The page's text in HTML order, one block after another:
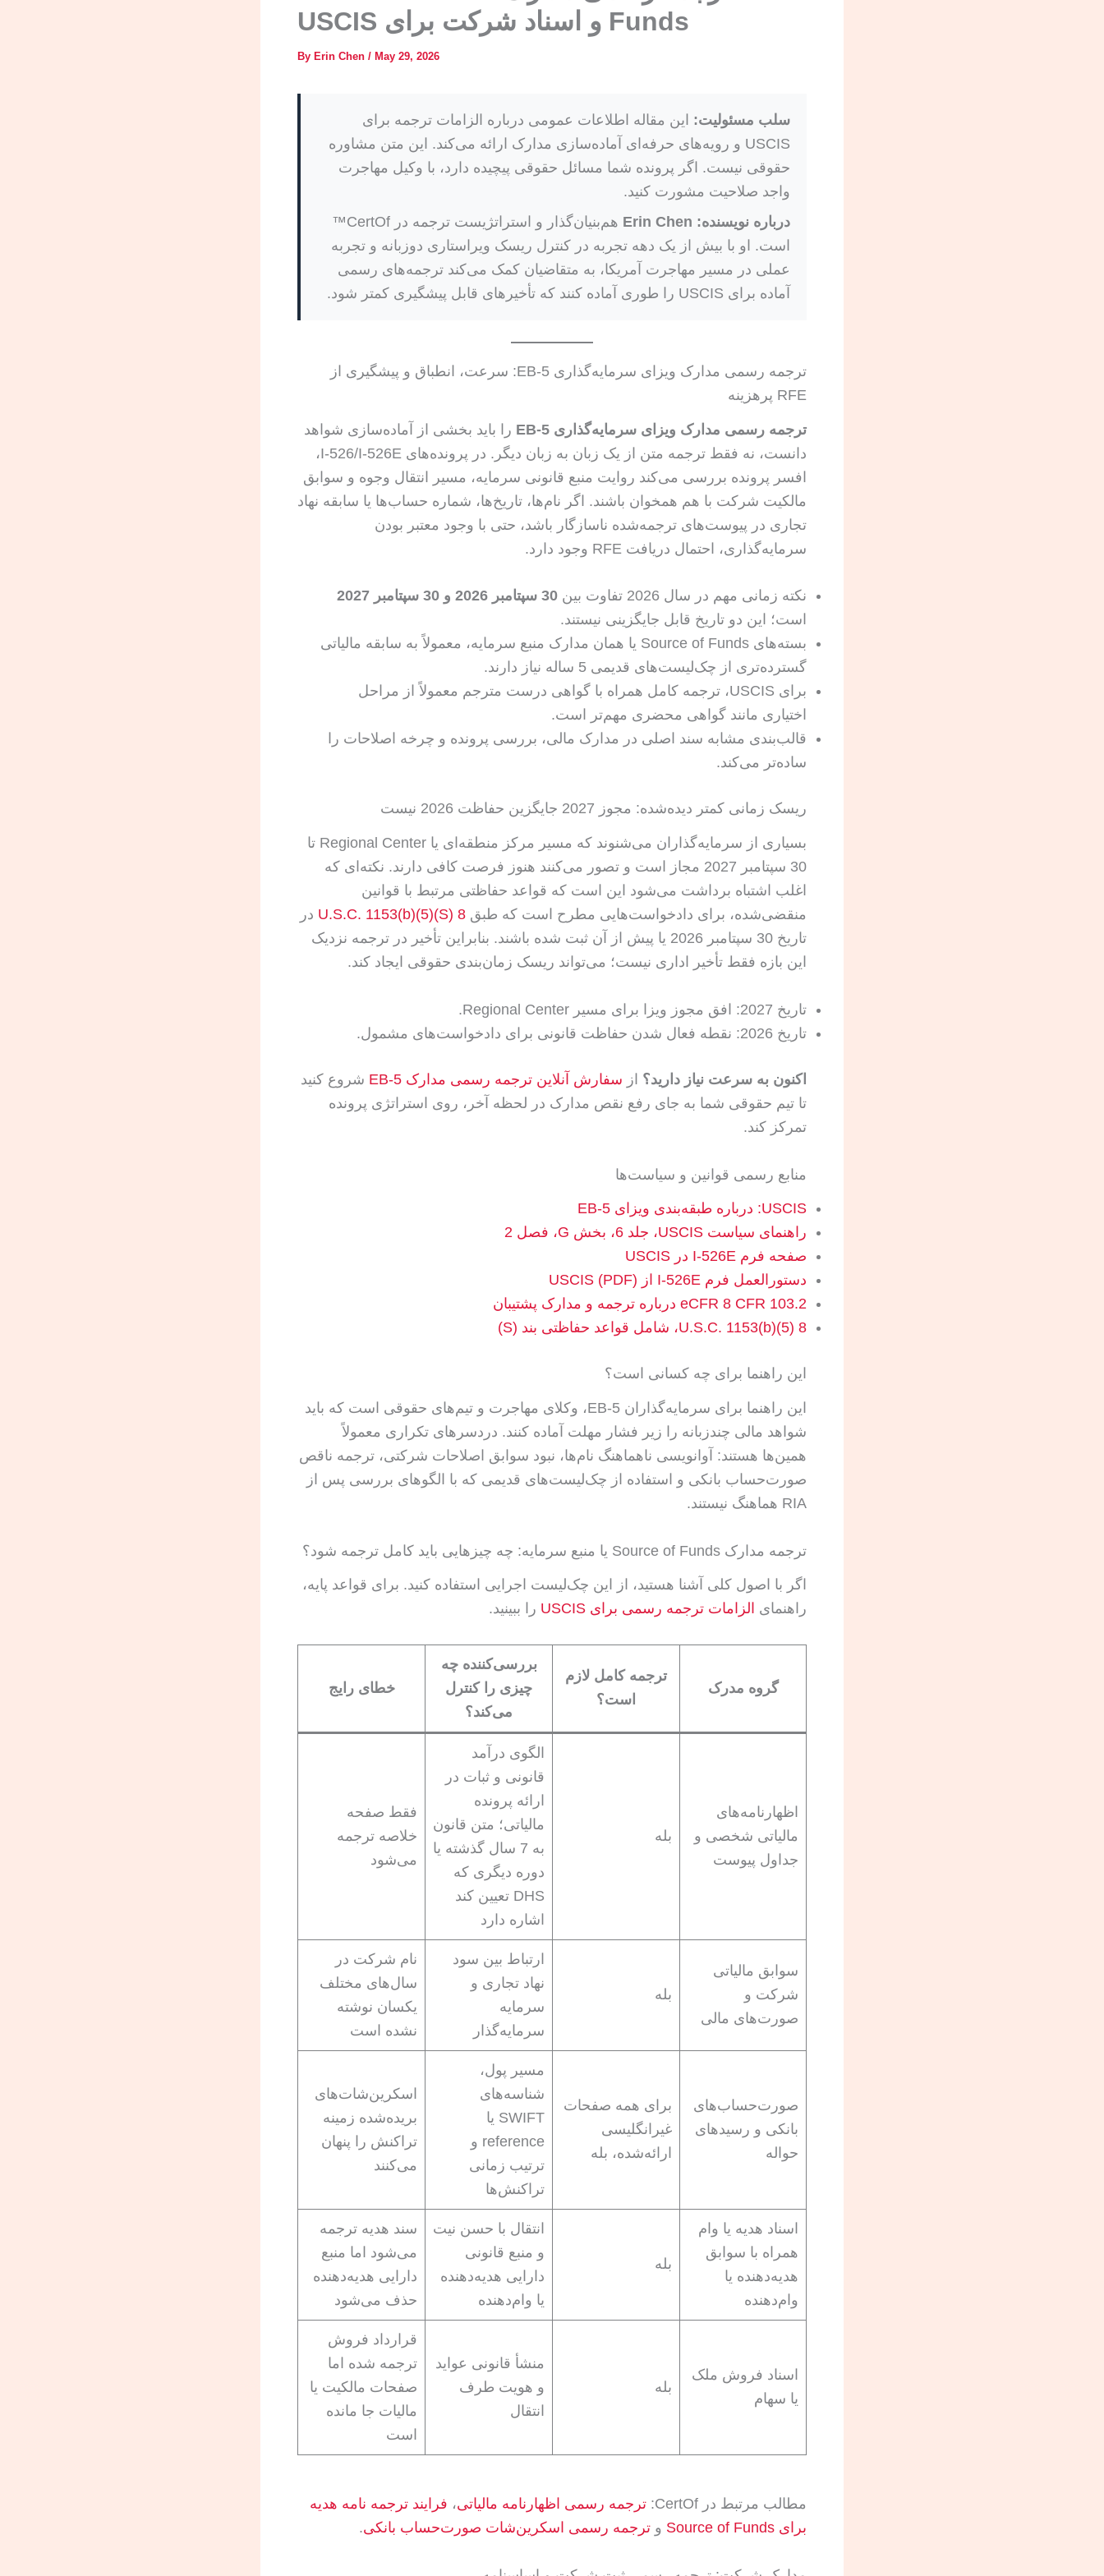
Funds و اسناد شرکت برای USCIS
By Erin Chen / May 29, 2026
سلب مسئولیت: این مقاله اطلاعات عمومی درباره الزامات ترجمه برای
USCIS و رویه‌های حرفه‌ای آماده‌سازی مدارک ارائه می‌کند. این متن مشاوره
حقوقی نیست. اگر پرونده شما مسائل حقوقی پیچیده دارد، با وکیل مهاجرت
واجد صلاحیت مشورت کنید.
درباره نویسنده: Erin Chen
هم‌بنیان‌گذار و استراتژیست ترجمه در CertOf™
است. او با بیش از یک دهه تجربه در کنترل ریسک ویراستاری دوزبانه و تجربه
عملی در مسیر مهاجرت آمریکا، به متقاضیان کمک می‌کند ترجمه‌های رسمی
آماده برای USCIS را طوری آماده کنند که تأخیرهای قابل پیشگیری کمتر شود.
ترجمه رسمی مدارک ویزای سرمایه‌گذاری EB-5: سرعت، انطباق و پیشگیری از
RFE پرهزینه
ترجمه رسمی مدارک ویزای سرمایه‌گذاری EB-5
را باید بخشی از آماده‌سازی شواهد
دانست، نه فقط ترجمه متن از یک زبان به زبان دیگر. در پرونده‌های I-526/I-526E،
افسر پرونده بررسی می‌کند روایت منبع قانونی سرمایه، مسیر انتقال وجوه و سوابق
مالکیت شرکت با هم همخوان باشند. اگر نام‌ها، تاریخ‌ها، شماره حساب‌ها یا سابقه نهاد
تجاری در پیوست‌های ترجمه‌شده ناسازگار باشد، حتی با وجود معتبر بودن
سرمایه‌گذاری، احتمال دریافت RFE وجود دارد.
نکته زمانی مهم در سال 2026 تفاوت بین
30 سپتامبر 2026 و 30 سپتامبر 2027
است؛ این دو تاریخ قابل جایگزینی نیستند.
بسته‌های Source of Funds یا همان مدارک منبع سرمایه، معمولاً به سابقه مالیاتی
گسترده‌تری از چک‌لیست‌های قدیمی 5 ساله نیاز دارند.
برای USCIS، ترجمه کامل همراه با گواهی درست مترجم معمولاً از مراحل
اختیاری مانند گواهی محضری مهم‌تر است.
قالب‌بندی مشابه سند اصلی در مدارک مالی، بررسی پرونده و چرخه اصلاحات را
ساده‌تر می‌کند.
ریسک زمانی کمتر دیده‌شده: مجوز 2027 جایگزین حفاظت 2026 نیست
بسیاری از سرمایه‌گذاران می‌شنوند که مسیر مرکز منطقه‌ای یا Regional Center تا
30 سپتامبر 2027 مجاز است و تصور می‌کنند هنوز فرصت کافی دارند. نکته‌ای که
اغلب اشتباه برداشت می‌شود این است که قواعد حفاظتی مرتبط با قوانین
منقضی‌شده، برای دادخواست‌هایی مطرح است که طبق 8 U.S.C. 1153(b)(5)(S)
در
تاریخ 30 سپتامبر 2026 یا پیش از آن ثبت شده باشند. بنابراین تأخیر در ترجمه نزدیک
این بازه فقط تأخیر اداری نیست؛ می‌تواند ریسک زمان‌بندی حقوقی ایجاد کند.
تاریخ 2027: افق مجوز ویزا برای مسیر Regional Center.
تاریخ 2026: نقطه فعال شدن حفاظت قانونی برای دادخواست‌های مشمول.
اکنون به سرعت نیاز دارید؟ از سفارش آنلاین ترجمه رسمی مدارک EB-5
شروع کنید
تا تیم حقوقی شما به جای رفع نقص مدارک در لحظه آخر، روی استراتژی پرونده
تمرکز کند.
منابع رسمی قوانین و سیاست‌ها
USCIS: درباره طبقه‌بندی ویزای EB-5
راهنمای سیاست USCIS، جلد 6، بخش G، فصل 2
صفحه فرم I-526E در USCIS
دستورالعمل فرم I-526E از USCIS (PDF)
eCFR 8 CFR 103.2 درباره ترجمه و مدارک پشتیبان
8 U.S.C. 1153(b)(5)، شامل قواعد حفاظتی بند (S)
این راهنما برای چه کسانی است؟
این راهنما برای سرمایه‌گذاران EB-5، وکلای مهاجرت و تیم‌های حقوقی است که باید
شواهد مالی چندزبانه را زیر فشار مهلت آماده کنند. دردسرهای تکراری معمولاً
همین‌ها هستند: آوانویسی ناهماهنگ نام‌ها، نبود سوابق اصلاحات شرکتی، ترجمه ناقص
صورت‌حساب بانکی و استفاده از چک‌لیست‌های قدیمی که با الگوهای بررسی پس از
RIA هماهنگ نیستند.
ترجمه مدارک Source of Funds یا منبع سرمایه: چه چیزهایی باید کامل ترجمه شود؟
اگر با اصول کلی آشنا هستید، از این چک‌لیست اجرایی استفاده کنید. برای قواعد پایه،
راهنمای الزامات ترجمه رسمی برای USCIS را ببینید.
گروه مدرک
ترجمه کامل لازم
است؟
بررسی‌کننده چه
چیزی را کنترل
می‌کند؟
خطای رایج
اظهارنامه‌های
مالیاتی شخصی و
جداول پیوست
بله
الگوی درآمد
قانونی و ثبات در
ارائه پرونده
مالیاتی؛ متن قانون
به 7 سال گذشته یا
دوره دیگری که
DHS تعیین کند
اشاره دارد
فقط صفحه
خلاصه ترجمه
می‌شود
سوابق مالیاتی
شرکت و
صورت‌های مالی
بله
ارتباط بین سود
نهاد تجاری و
سرمایه
سرمایه‌گذار
نام شرکت در
سال‌های مختلف
یکسان نوشته
نشده است
صورت‌حساب‌های
بانکی و رسیدهای
حواله
برای همه صفحات
غیرانگلیسی
ارائه‌شده، بله
مسیر پول،
شناسه‌های
SWIFT یا
reference و
ترتیب زمانی
تراکنش‌ها
اسکرین‌شات‌های
بریده‌شده زمینه
تراکنش را پنهان
می‌کنند
اسناد هدیه یا وام
همراه با سوابق
هدیه‌دهنده یا
وام‌دهنده
بله
انتقال با حسن نیت
و منبع قانونی
دارایی هدیه‌دهنده
یا وام‌دهنده
سند هدیه ترجمه
می‌شود اما منبع
دارایی هدیه‌دهنده
حذف می‌شود
اسناد فروش ملک
یا سهام
بله
منشأ قانونی عواید
و هویت طرف
انتقال
قرارداد فروش
ترجمه شده اما
صفحات مالکیت یا
مالیات جا مانده
است
مطالب مرتبط در CertOf: ترجمه رسمی اظهارنامه مالیاتی، فرایند ترجمه نامه هدیه
برای Source of Funds
و ترجمه رسمی اسکرین‌شات صورت‌حساب بانکی.